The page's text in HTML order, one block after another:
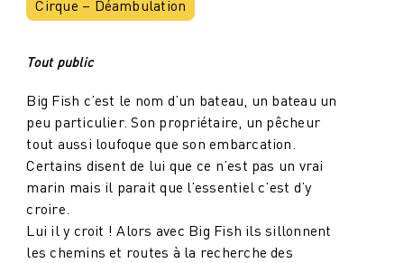
Cirque – Déambulation
Tout public
Big Fish c’est le nom d’un bateau, un bateau un
peu particulier. Son propriétaire, un pêcheur
tout aussi loufoque que son embarcation.
Certains disent de lui que ce n’est pas un vrai
marin mais il parait que l’essentiel c’est d’y
croire.
Lui il y croit ! Alors avec Big Fish ils sillonnent
les chemins et routes à la recherche des